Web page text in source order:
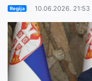
Regija 10.06.2026. 21:53